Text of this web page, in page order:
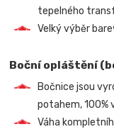
tepelného
Velký výběr
Boční opláštění
Bočnice jsou
potahem, 100%
Váha